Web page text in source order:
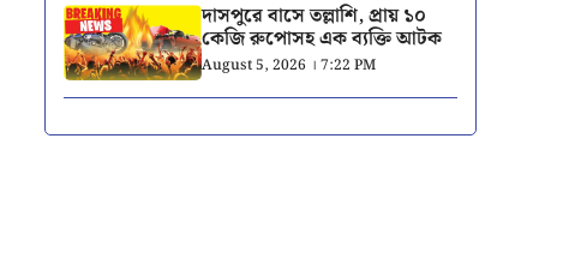
দাসপুরে বাসে তল্লাশি, প্রায় ১০
কেজি রুপোসহ এক ব্যক্তি আটক
August 5, 2026 । 7:22 PM